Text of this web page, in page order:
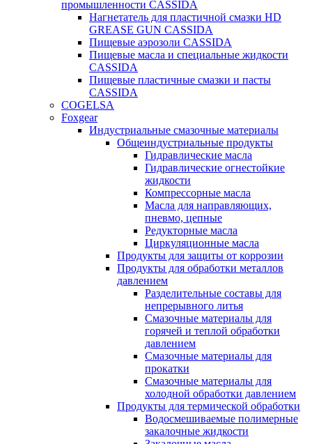
промышленности CASSIDA
Нагнетатель для пластичной смазки HD
GREASE GUN CASSIDA
Пищевые аэрозоли CASSIDA
Пищевые масла и специальные жидкости
CASSIDA
Пищевые пластичные смазки и пасты
CASSIDA
COGELSA
Foxgear
Индустриальные смазочные материалы
Общеиндустриальные продукты
Гидравлические масла
Гидравлические огнестойкие
жидкости
Компрессорные масла
Масла для направляющих,
пневмо, цепные
Редукторные масла
Циркуляционные масла
Продукты для защиты от коррозии
Продукты для обработки металлов
давлением
Разделительные составы для
непрерывного литья
Смазочные материалы для
горячей и теплой обработки
давлением
Смазочные материалы для
прокатки
Смазочные материалы для
холодной обработки давлением
Продукты для термической обработки
Водосмешиваемые полимерные
закалочные жидкости